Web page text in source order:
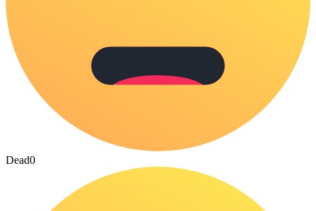
Dead0